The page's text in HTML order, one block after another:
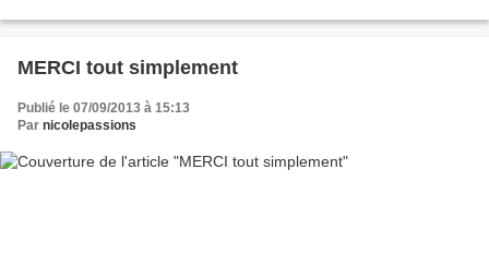
MERCI tout simplement
Publié le 07/09/2013 à 15:13
Par nicolepassions